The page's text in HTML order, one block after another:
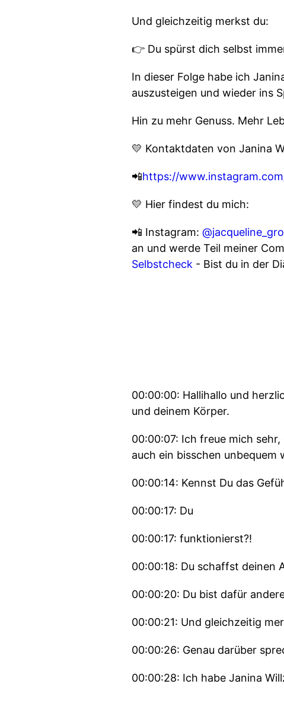
Und gleichzeitig merkst du:
👉 Du spürst dich selbst
In dieser Folge habe ich
auszusteigen und wieder ins
Hin zu mehr Genuss. Mehr
💛 Kontaktdaten von Janina
📲https://
💛 Hier findest du mich:
📲 Instagram:
an und werde Teil meiner
Selbstcheck - Bist du in der
00:00:00: Hallihallo und
und deinem Körper.
00:00:07: Ich freue mich
auch ein bisschen unbequem
00:00:14: Kennst Du das
00:00:17: Du
00:00:17: funktionierst?!
00:00:18: Du schaffst deinen
00:00:20: Du bist dafür
00:00:21: Und gleichzeitig
00:00:26: Genau darüber
00:00:28: Ich habe Janina